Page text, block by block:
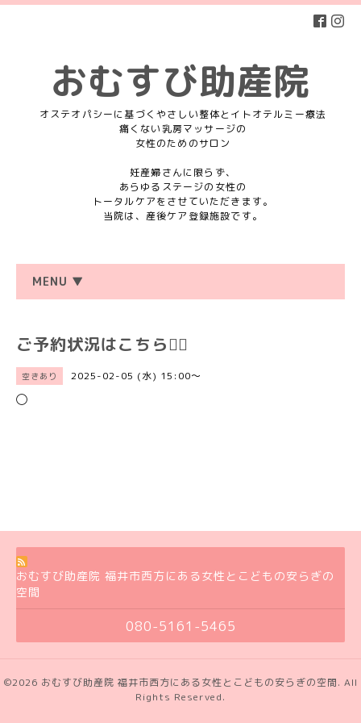
おむすび助産院
オステオパシーに基づくやさしい整体とイトオテルミー療法
痛くない乳房マッサージの
女性のためのサロン
妊産婦さんに限らず、
あらゆるステージの女性の
トータルケアをさせていただきます。
当院は、産後ケア登録施設です。
MENU ▼
ご予約状況はこちら💁‍♀️
空きあり 2025-02-05 (水) 15:00～
◯
おむすび助産院 福井市西方にある女性とこどもの安らぎの
空間
080-5161-5465
©2026 おむすび助産院 福井市西方にある女性とこどもの安らぎの空間. All
Rights Reserved.